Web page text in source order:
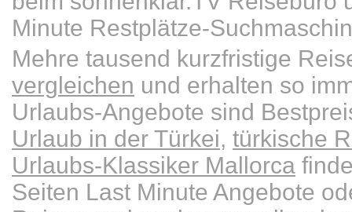
Minute Restplätze-
Mehre tausend kurzfristige
vergleichen und erhalten so
Urlaubs-Angebote sind
Urlaub in der Türkei, türkische
Urlaubs-Klassiker Mallorca
Seiten Last Minute Angebote